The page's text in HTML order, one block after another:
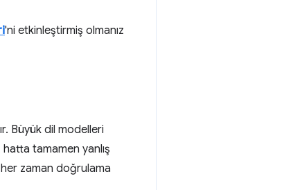
'ni etkinleştirmiş olmanız
Büyük dil modelleri
tamamen yanlış
her zaman doğrulama